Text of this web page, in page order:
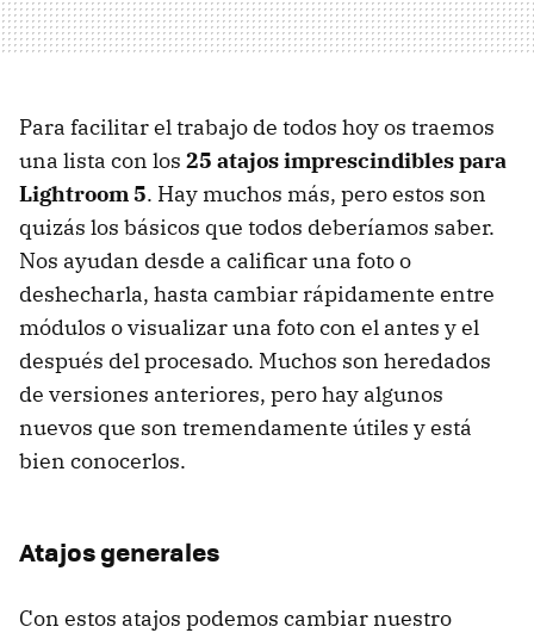
Para facilitar el trabajo de todos hoy os traemos
una lista con los 25 atajos imprescindibles para
Lightroom 5. Hay muchos más, pero estos son
quizás los básicos que todos deberíamos saber.
Nos ayudan desde a calificar una foto o
deshecharla, hasta cambiar rápidamente entre
módulos o visualizar una foto con el antes y el
después del procesado. Muchos son heredados
de versiones anteriores, pero hay algunos
nuevos que son tremendamente útiles y está
bien conocerlos.
Atajos generales
Con estos atajos podemos cambiar nuestro